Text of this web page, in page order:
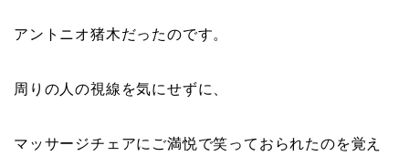
アントニオ猪木だったのです。
周りの人の視線を気にせずに、
マッサージチェアにご満悦で笑っておられたのを覚え